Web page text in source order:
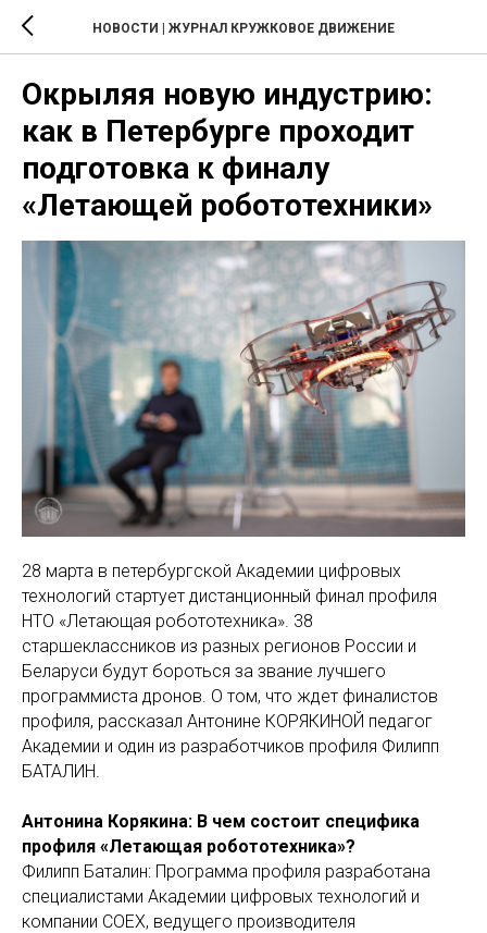
НОВОСТИ | ЖУРНАЛ КРУЖКОВОЕ ДВИЖЕНИЕ
Окрыляя новую индустрию:
как в Петербурге проходит
подготовка к финалу
«Летающей робототехники»
28 марта в петербургской Академии цифровых
технологий стартует дистанционный финал профиля
НТО «Летающая робототехника». 38
старшеклассников из разных регионов России и
Беларуси будут бороться за звание лучшего
программиста дронов. О том, что ждет финалистов
профиля, рассказал Антонине КОРЯКИНОЙ педагог
Академии и один из разработчиков профиля Филипп
БАТАЛИН.
Антонина Корякина: В чем состоит специфика
профиля «Летающая робототехника»?
Филипп Баталин: Программа профиля разработана
специалистами Академии цифровых технологий и
компании COEX, ведущего производителя